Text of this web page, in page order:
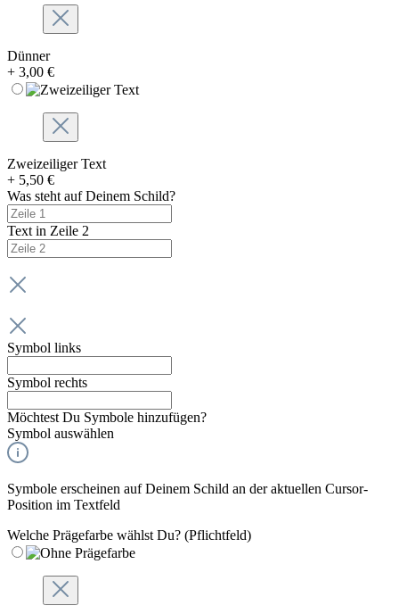
Dünner
+ 3,00 €
Zweizeiliger Text
+ 5,50 €
Was steht auf Deinem Schild?
Text in Zeile 2
Symbol links
Symbol rechts
Möchtest Du Symbole hinzufügen?
Symbol auswählen
Symbole erscheinen auf Deinem Schild an der aktuellen Cursor-
Position im Textfeld
Welche Prägefarbe wählst Du? (Pflichtfeld)